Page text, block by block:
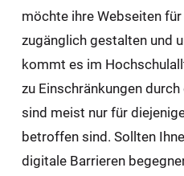
möchte ihre Webseiten
zugänglich gestalten und
kommt es im
zu Einschränkungen
sind meist nur für
betroffen sind. Sollten
digitale Barrieren